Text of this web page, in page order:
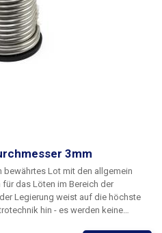
3mm
bewährtes Lot mit den allgemein
das Löten im Bereich der
Legierung weist auf die höchste
hin - es werden keine